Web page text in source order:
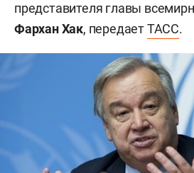
представителя главы
Фархан Хак, передаетТАСС.